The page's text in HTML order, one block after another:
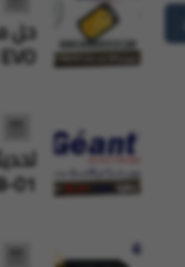
01-08-2026